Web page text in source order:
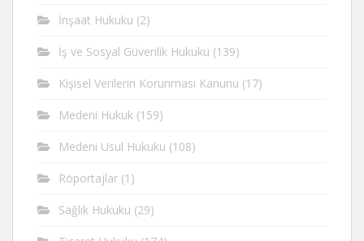
İnşaat Hukuku (2)
İş ve Sosyal Güvenlik Hukuku (139)
Kişisel Verilerin Korunması Kanunu (17)
Medeni Hukuk (159)
Medeni Usul Hukuku (108)
Röportajlar (1)
Sağlık Hukuku (29)